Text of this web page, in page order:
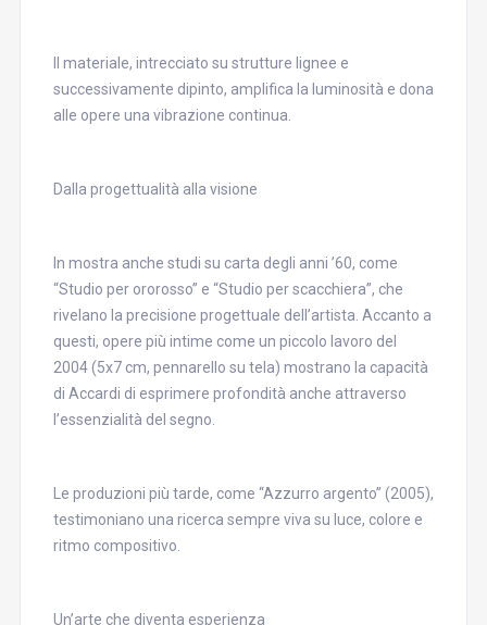
Il materiale, intrecciato su strutture lignee e
successivamente dipinto, amplifica la luminosità e dona
alle opere una vibrazione continua.
Dalla progettualità alla visione
In mostra anche studi su carta degli anni ’60, come
“Studio per ororosso” e “Studio per scacchiera”, che
rivelano la precisione progettuale dell’artista. Accanto a
questi, opere più intime come un piccolo lavoro del
2004 (5x7 cm, pennarello su tela) mostrano la capacità
di Accardi di esprimere profondità anche attraverso
l’essenzialità del segno.
Le produzioni più tarde, come “Azzurro argento” (2005),
testimoniano una ricerca sempre viva su luce, colore e
ritmo compositivo.
Un’arte che diventa esperienza